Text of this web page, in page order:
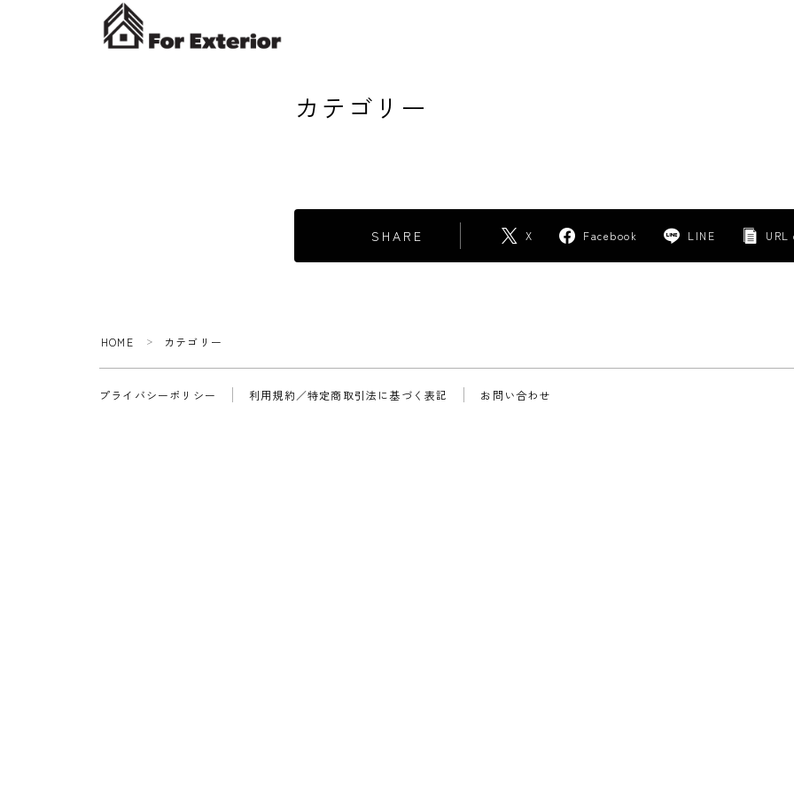
カテゴリー
SHARE X Facebook LINE URL
HOME ＞ カテゴリー
プライバシーポリシー 利用規約／特定商取引法に基づく表記 お問い合わせ